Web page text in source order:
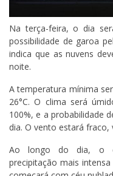
Na terça-feira, o dia
possibilidade de garoa
indica que as nuvens
noite.
A temperatura mínima
26°C. O clima será
100%, e a probabilidade
dia. O vento estará
Ao longo do dia, o
precipitação mais